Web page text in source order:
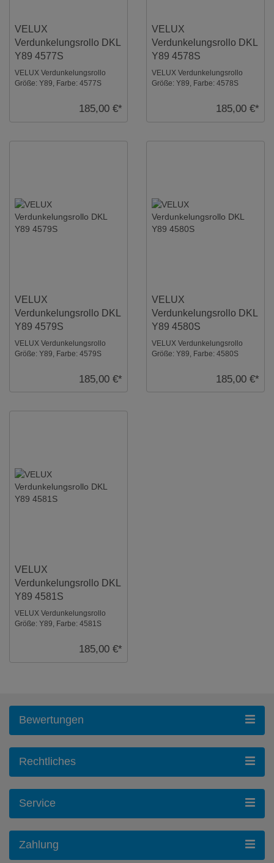
VELUX
Verdunkelungsrollo DKL
Y89 4577S
VELUX Verdunkelungsrollo
Größe: Y89, Farbe: 4577S
185,00 €*
VELUX
Verdunkelungsrollo DKL
Y89 4578S
VELUX Verdunkelungsrollo
Größe: Y89, Farbe: 4578S
185,00 €*
VELUX
Verdunkelungsrollo DKL
Y89 4579S
VELUX Verdunkelungsrollo
Größe: Y89, Farbe: 4579S
185,00 €*
VELUX
Verdunkelungsrollo DKL
Y89 4580S
VELUX Verdunkelungsrollo
Größe: Y89, Farbe: 4580S
185,00 €*
VELUX
Verdunkelungsrollo DKL
Y89 4581S
VELUX Verdunkelungsrollo
Größe: Y89, Farbe: 4581S
185,00 €*
Bewertungen
Rechtliches
Service
Zahlung